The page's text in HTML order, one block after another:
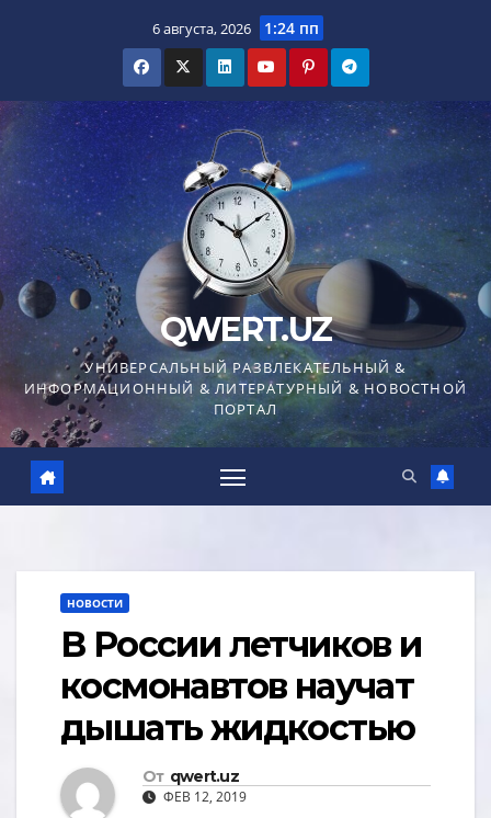
6 августа, 2026 1:24 пп
QWERT.UZ
УНИВЕРСАЛЬНЫЙ РАЗВЛЕКАТЕЛЬНЫЙ &
ИНФОРМАЦИОННЫЙ & ЛИТЕРАТУРНЫЙ & НОВОСТНОЙ
ПОРТАЛ
НОВОСТИ
В России летчиков и
космонавтов научат
дышать жидкостью
От qwert.uz
ФЕВ 12, 2019